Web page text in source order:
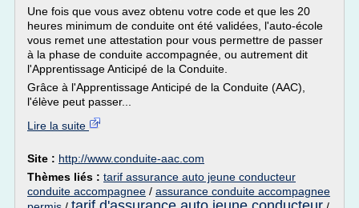
Une fois que vous avez obtenu votre code et que les 20
heures minimum de conduite ont été validées, l'auto-école
vous remet une attestation pour vous permettre de passer
à la phase de conduite accompagnée, ou autrement dit
l'Apprentissage Anticipé de la Conduite.
Grâce à l'Apprentissage Anticipé de la Conduite (AAC),
l'élève peut passer...
Lire la suite
Site : http://www.conduite-aac.com
Thèmes liés : tarif assurance auto jeune conducteur
conduite accompagnee / assurance conduite accompagnee